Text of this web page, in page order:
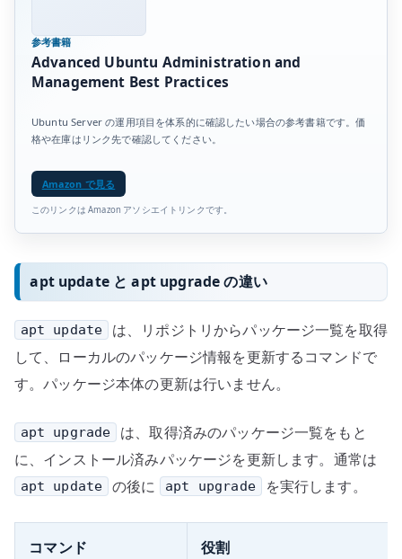
参考書籍
Advanced Ubuntu Administration and
Management Best Practices
Ubuntu Server の運用項目を体系的に確認したい場合の参考書籍です。価
格や在庫はリンク先で確認してください。
Amazon で見る
このリンクは Amazon アソシエイトリンクです。
apt update と apt upgrade の違い
apt update
は、リポジトリからパッケージ一覧を取得
して、ローカルのパッケージ情報を更新するコマンドで
す。パッケージ本体の更新は行いません。
apt upgrade
は、取得済みのパッケージ一覧をもと
に、インストール済みパッケージを更新します。通常は
apt update の後に apt upgrade を実行します。
コマンド 役割